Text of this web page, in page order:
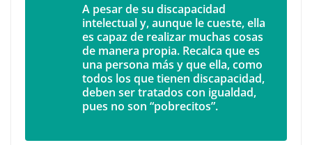
A pesar de su discapacidad
intelectual y, aunque le cueste, ella
es capazde realizar muchas cosas
de manera propia. Recalca que es
una persona más y que ella, como
todos los que tienen discapacidad,
deben ser tratados con igualdad,
pues no son “pobrecitos”.